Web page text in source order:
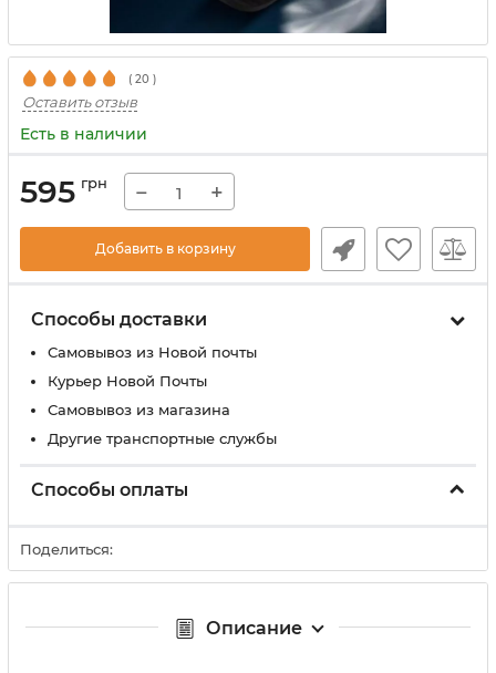
( 20 )
Оставить отзыв
Есть в наличии
595 грн − +
Добавить в корзину
Способы доставки
Самовывоз из Новой почты
Курьер Новой Почты
Самовывоз из магазина
Другие транспортные службы
Способы оплаты
Поделиться:
Описание